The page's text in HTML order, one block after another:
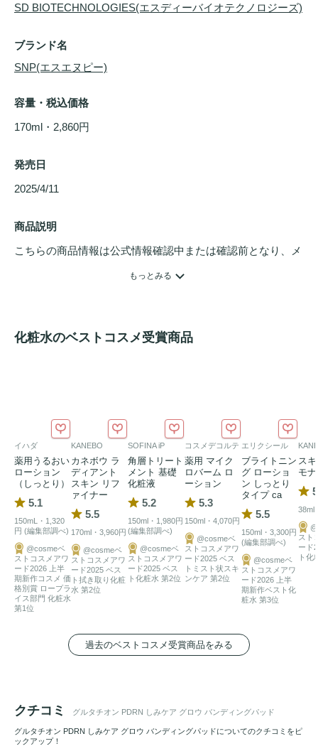
SD BIOTECHNOLOGIES(エスディーバイオテクノロジーズ)
ブランド名
SNP(エスエヌピー)
容量・税込価格
170ml・2,860円
発売日
2025/4/11
商品説明
こちらの商品情報は公式情報確認中または確認前となり、メ
く明るい印象へ整えるデイリートナーパッド
を与えます。
・グルタチオン配合で、肌に
ツヤ感を与え、いきいきとした
印象へ。
・PDRN配合で、乾燥により乱れやすい肌コンディションを
すこやかに整えます。
・肌のキメをなめらかに整え、乾燥による
くすみ感をケア。
・抜き取りケアや部分パックとして、朝晩の スキンケアに手
軽に使えます。
・ベタつきにくく、メイク前の肌準備にもおすすめです。
【主な成分】
・肌コンディションケア　→　PDRN
・うるおいケア　→　エッセンス
もっとみる
化粧水のベストコスメ受賞商品
イハダ
薬用うるおい
ローション
（しっとり）
5.1
150mL・1,320
円 (編集部調べ)
@cosmeベ
ストコスメアワ
ード2026 上半
期新作コスメ 価
格別賞 ロープラ
イス部門 化粧水
第1位
KANEBO
カネボウ ラ
ディアント
スキン リフ
ァイナー
5.5
170ml・3,960円
@cosmeベ
ストコスメアワ
ード2025 ベス
ト拭き取り化粧
水 第2位
SOFINA iP
角層トリート
メント 基礎
化粧液
5.2
150ml・1,980円
(編集部調べ)
@cosmeベ
ストコスメアワ
ード2025 ベス
ト化粧水 第2位
コスメデコルテ
薬用 マイク
ロバーム ロ
ーション
5.3
150ml・4,070円
@cosmeベ
ストコスメアワ
ード2025 ベス
トミスト状スキ
ンケア 第2位
エリクシール
ブライトニン
グ ローショ
ン しっとり
タイプ ca
5.5
150ml・3,300円
(編集部調べ)
@cosmeベ
ストコスメアワ
ード2026 上半
期新作ベスト化
粧水 第3位
ス
モ
38ml
スト
ード
ト化
過去のベストコスメ受賞商品をみる
クチコミ グルタチオン PDRN しみケア グロウ バンディングパッド
グルタチオン PDRN しみケア グロウ バンディングパッドについてのクチコミをピ
ックアップ！